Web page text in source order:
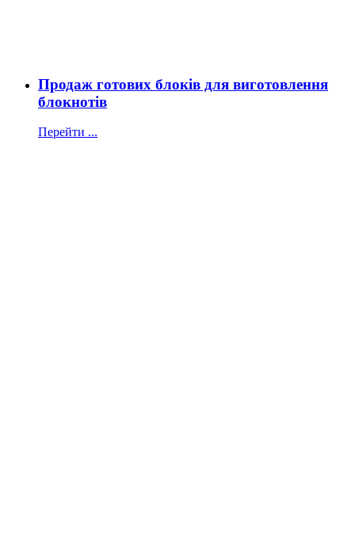
Продаж готових блоків для виготовлення
блокнотів
Перейти ...